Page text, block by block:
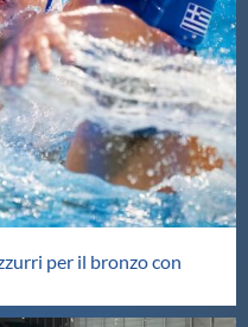
per il bronzo con